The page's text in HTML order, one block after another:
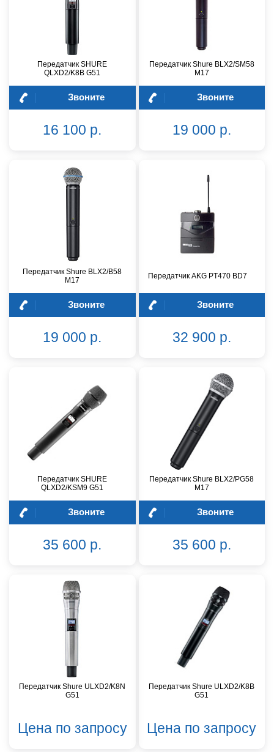
Передатчик SHURE
QLXD2/K8B G51
Звоните
16 100 р.
Передатчик Shure BLX2/SM58
M17
Звоните
19 000 р.
Передатчик Shure BLX2/B58
M17
Звоните
19 000 р.
Передатчик AKG PT470 BD7
Звоните
32 900 р.
Передатчик SHURE
QLXD2/KSM9 G51
Звоните
35 600 р.
Передатчик Shure BLX2/PG58
M17
Звоните
35 600 р.
Передатчик Shure ULXD2/K8N
G51
Цена по запросу
Передатчик Shure ULXD2/K8B
G51
Цена по запросу